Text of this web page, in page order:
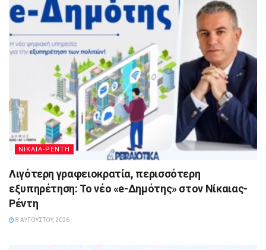
ΝΙΚΑΙΑ-ΡΕΝΤΗ
Λιγότερη γραφειοκρατία, περισσότερη
εξυπηρέτηση: Το νέο «e-Δημότης» στον Νίκαιας-
Ρέντη
8 ΑΥΓΟΎΣΤΟΥ, 2026